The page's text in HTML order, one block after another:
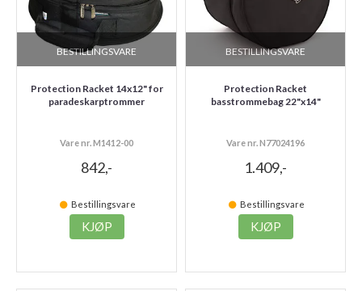
BESTILLINGSVARE
Protection Racket 14x12" for
paradeskarptrommer
Vare nr. M1412-00
842,-
Bestillingsvare
KJØP
BESTILLINGSVARE
Protection Racket
basstrommebag 22"x14"
Vare nr. N77024196
1.409,-
Bestillingsvare
KJØP